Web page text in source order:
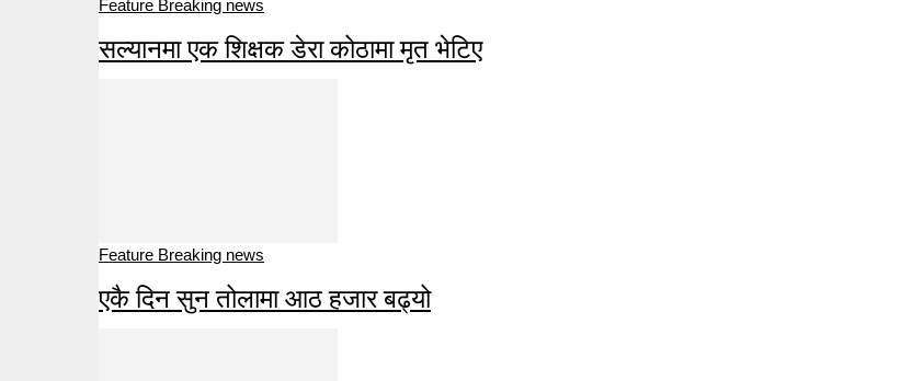
Feature Breaking news
सल्यानमा एक शिक्षक डेरा कोठामा मृत भेटिए
Feature Breaking news
एकै दिन सुन तोलामा आठ हजार बढ्यो